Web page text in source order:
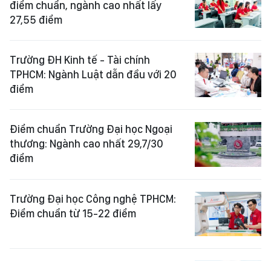
điểm chuẩn, ngành cao nhất lấy
27,55 điểm
Trường ĐH Kinh tế - Tài chính
TPHCM: Ngành Luật dẫn đầu với 20
điểm
Điểm chuẩn Trường Đại học Ngoại
thương: Ngành cao nhất 29,7/30
điểm
Trường Đại học Công nghệ TPHCM:
Điểm chuẩn từ 15-22 điểm